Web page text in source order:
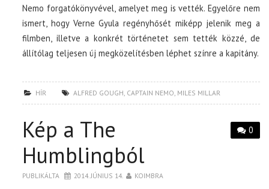
Nemo forgatókönyvével, amelyet meg is vették. Egyelőre nem
ismert, hogy Verne Gyula regényhősét miképp jelenik meg a
filmben, illetve a konkrét történetet sem tették közzé, de
állítólag teljesen új megközelítésben léphet színre a kapitány.
HÍR ALFRED GOUGH, CAPTAIN NEMO, MILES MILLAR
0
Kép a The
Humblingból
PUBLIKÁLTA 2014. JÚNIUS 14. KOIMBRA